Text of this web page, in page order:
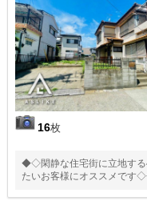
16枚
◆◇閑静な住宅街に立地する
たいお客様にオススメです